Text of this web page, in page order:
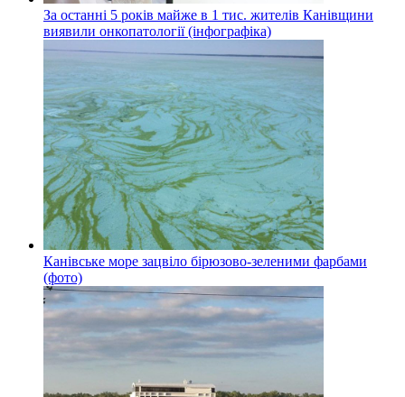
За останні 5 років майже в 1 тис. жителів Канівщини
виявили онкопатології (інфографіка)
Канівське море зацвіло бірюзово-зеленими фарбами
(фото)